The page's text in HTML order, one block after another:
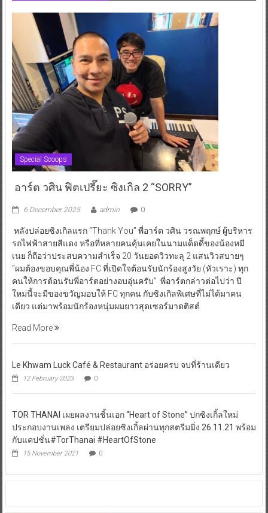
Special Scoops
อาร์ต วศิน ฟิตเปรี๊ยะ ซิงเกิล 2 “SORRY”
6 December 2025 admin 0
หลังปล่อยซิงเกิลแรก “Thank You” พี่อาร์ต วศิน วรณพฤกษ์ ผู้บริหาร
เนย ก็ถือว่าประสบความสำเร็จ 20 วันยอดวิวทะลุ 2 แสนวิวสบายๆ
“ผมต้องขอบคุณพี่น้อง FC ที่เปิดใจต้อนรับนักร้องสูงวัย (หัวเราะ) ทุก
คนให้การต้อนรับพี่อาร์ตอย่างอบอุ่นครับ” พี่อาร์ตกล่าวต่อไปว่า ปี
ใหม่นี้จะมีของขวัญมอบให้ FC ทุกคน กับซิงเกิลพิเศษที่ไม่ได้มาคน
เดียว แต่มาพร้อมนักร้องหนุ่มผมยาวสุดเซอร์มาดติสต์
Read More
กับแคปชั่น#TorThanai #HeartOfStone
15 November 2021 0
ประชาสัมพันธ์